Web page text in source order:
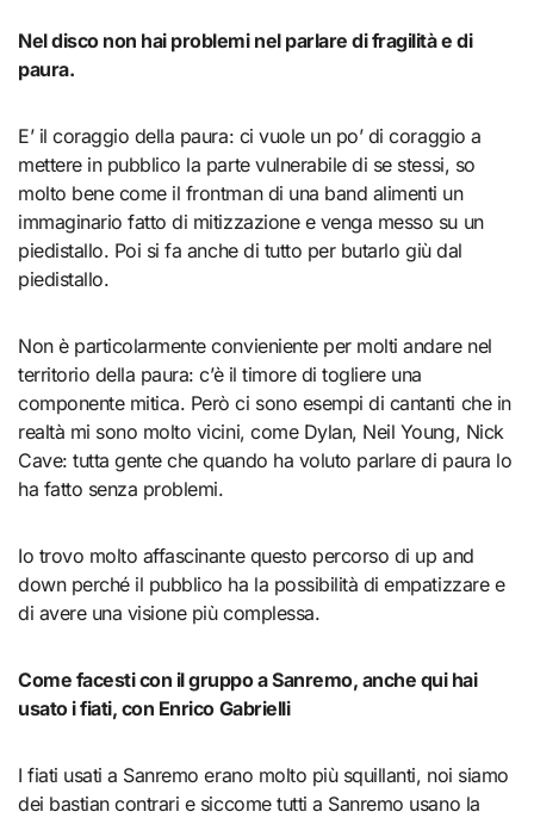
Nel disco non hai problemi nel parlare di fragilità e di
paura.
E’ il coraggio della paura: ci vuole un po’ di coraggio a
mettere in pubblico la parte vulnerabile di se stessi, so
molto bene come il frontman di una band alimenti un
immaginario fatto di mitizzazione e venga messo su un
piedistallo. Poi si fa anche di tutto per butarlo giù dal
piedistallo.
Non è particolarmente convieniente per molti andare nel
territorio della paura: c’è il timore di togliere una
componente mitica. Però ci sono esempi di cantanti che in
realtà mi sono molto vicini, come Dylan, Neil Young, Nick
Cave: tutta gente che quando ha voluto parlare di paura lo
ha fatto senza problemi.
Io trovo molto affascinante questo percorso di up and
down perché il pubblico ha la possibilità di empatizzare e
di avere una visione più complessa.
Come facesti con il gruppo a Sanremo, anche qui hai
usato i fiati, con Enrico Gabrielli
I fiati usati a Sanremo erano molto più squillanti, noi siamo
dei bastian contrari e siccome tutti a Sanremo usano la